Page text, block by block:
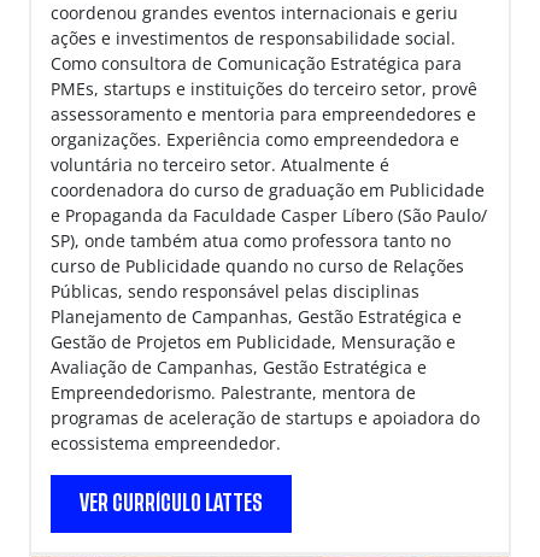
coordenou grandes eventos internacionais e geriu
ações e investimentos de responsabilidade social.
Como consultora de Comunicação Estratégica para
PMEs, startups e instituições do terceiro setor, provê
assessoramento e mentoria para empreendedores e
organizações. Experiência como empreendedora e
voluntária no terceiro setor. Atualmente é
coordenadora do curso de graduação em Publicidade
e Propaganda da Faculdade Casper Líbero (São Paulo/
SP), onde também atua como professora tanto no
curso de Publicidade quando no curso de Relações
Públicas, sendo responsável pelas disciplinas
Planejamento de Campanhas, Gestão Estratégica e
Gestão de Projetos em Publicidade, Mensuração e
Avaliação de Campanhas, Gestão Estratégica e
Empreendedorismo. Palestrante, mentora de
programas de aceleração de startups e apoiadora do
ecossistema empreendedor.
VER CURRÍCULO LATTES